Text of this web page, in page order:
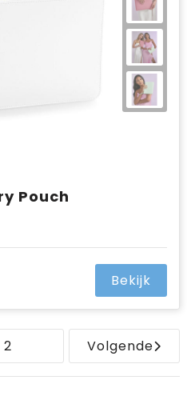
Pouch
Bekijk
2 Volgende